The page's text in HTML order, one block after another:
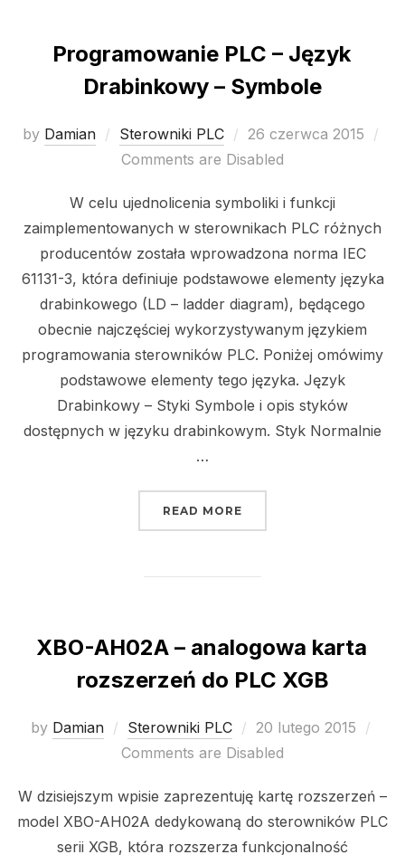
Programowanie PLC – Język
Drabinkowy – Symbole
by Damian Sterowniki PLC
Posted
on
26 czerwca 2015
Comments are Disabled
W celu ujednolicenia symboliki i funkcji
zaimplementowanych w sterownikach PLC różnych
producentów została wprowadzona norma IEC
61131-3, która definiuje podstawowe elementy języka
drabinkowego (LD – ladder diagram), będącego
obecnie najczęściej wykorzystywanym językiem
programowania sterowników PLC. Poniżej omówimy
podstawowe elementy tego języka. Język
Drabinkowy – Styki Symbole i opis styków
dostępnych w języku drabinkowym. Styk Normalnie
…
READ MORE
XBO-AH02A – analogowa karta
rozszerzeń do PLC XGB
by Damian Sterowniki PLC
Posted
on
20 lutego 2015
Comments are Disabled
W dzisiejszym wpisie zaprezentuję kartę rozszerzeń –
model XBO-AH02A dedykowaną do sterowników PLC
serii XGB, która rozszerza funkcjonalność